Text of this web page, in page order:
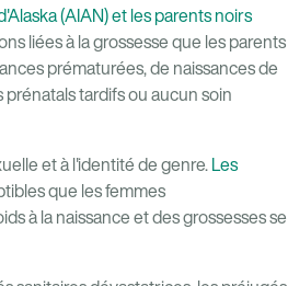
(AIAN) et les parents noirs
liées à la grossesse que les parents
prématurées, de naissances de
prénatals tardifs ou aucun soin
et à l'identité de genre. Les
que les femmes
à la naissance et des grossesses se